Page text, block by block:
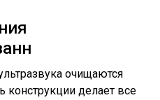
очищаются
конструкции делает все